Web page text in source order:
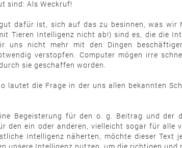
sind: Als Weckruf!
dafür ist, sich auf das zu besinnen, was wir
Tieren Intelligenz nicht ab!) sind es, die die
uns nicht mehr mit den Dingen
verstopfen. Computer mögen irre
sie geschaffen worden.
lautet die Frage in der uns allen bekannten
Begeisterung für den o. g. Beitrag und
den ein oder anderen, vielleicht sogar für
Intelligenz näherten, möchte dieser Text